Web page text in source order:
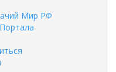
Мир РФ